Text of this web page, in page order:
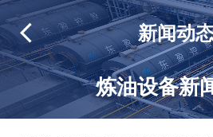
炼油设备新
新闻动